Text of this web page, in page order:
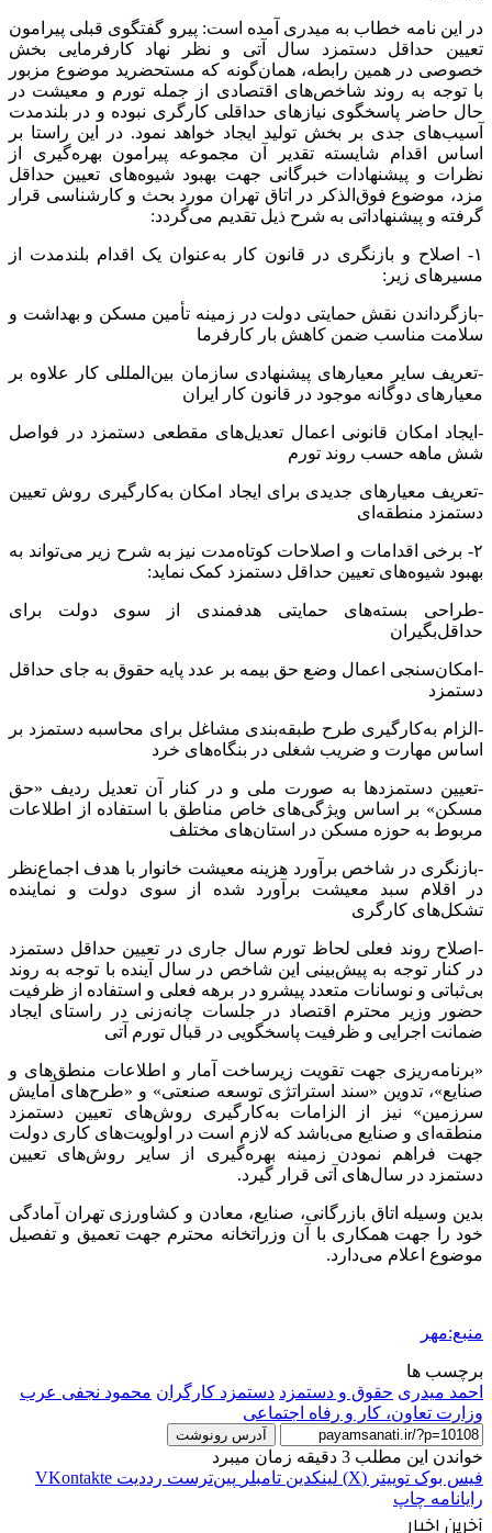
در این نامه خطاب به میدری آمده است: پیرو گفتگوی قبلی پیرامون
تعیین حداقل دستمزد سال آتی و نظر نهاد کارفرمایی بخش
خصوصی در همین رابطه، همان‌گونه که مستحضرید موضوع مزبور
با توجه به روند شاخص‌های اقتصادی از جمله تورم و معیشت در
حال حاضر پاسخگوی نیازهای حداقلی کارگری نبوده و در بلندمدت
آسیب‌های جدی بر بخش تولید ایجاد خواهد نمود. در این راستا بر
اساس اقدام شایسته تقدیر آن مجموعه پیرامون بهره‌گیری از
نظرات و پیشنهادات خبرگانی جهت بهبود شیوه‌های تعیین حداقل
مزد، موضوع فوق‌الذکر در اتاق تهران مورد بحث و کارشناسی قرار
گرفته و پیشنهاداتی به شرح ذیل تقدیم می‌گردد:
۱- اصلاح و بازنگری در قانون کار به‌عنوان یک اقدام بلندمدت از
مسیرهای زیر:
-بازگرداندن نقش حمایتی دولت در زمینه تأمین مسکن و بهداشت و
سلامت مناسب ضمن کاهش بار کارفرما
-تعریف سایر معیارهای پیشنهادی سازمان بین‌المللی کار علاوه بر
معیارهای دوگانه موجود در قانون کار ایران
-ایجاد امکان قانونی اعمال تعدیل‌های مقطعی دستمزد در فواصل
شش ماهه حسب روند تورم
-تعریف معیارهای جدیدی برای ایجاد امکان به‌کارگیری روش تعیین
دستمزد منطقه‌ای
۲- برخی اقدامات و اصلاحات کوتاه‌مدت نیز به شرح زیر می‌تواند به
بهبود شیوه‌های تعیین حداقل دستمزد کمک نماید:
-طراحی بسته‌های حمایتی هدفمندی از سوی دولت برای
حداقل‌بگیران
-امکان‌سنجی اعمال وضع حق بیمه بر عدد پایه حقوق به جای حداقل
دستمزد
-الزام به‌کارگیری طرح طبقه‌بندی مشاغل برای محاسبه دستمزد بر
اساس مهارت و ضریب شغلی در بنگاه‌های خرد
-تعیین دستمزدها به صورت ملی و در کنار آن تعدیل ردیف «حق
مسکن» بر اساس ویژگی‌های خاص مناطق با استفاده از اطلاعات
مربوط به حوزه مسکن در استان‌های مختلف
-بازنگری در شاخص برآورد هزینه معیشت خانوار با هدف اجماع‌نظر
در اقلام سبد معیشت برآورد شده از سوی دولت و نماینده
تشکل‌های کارگری
-اصلاح روند فعلی لحاظ تورم سال جاری در تعیین حداقل دستمزد
در کنار توجه به پیش‌بینی این شاخص در سال آینده با توجه به روند
بی‌ثباتی و نوسانات متعدد پیشرو در برهه فعلی و استفاده از ظرفیت
حضور وزیر محترم اقتصاد در جلسات چانه‌زنی در راستای ایجاد
ضمانت اجرایی و ظرفیت پاسخگویی در قبال تورم آتی
«برنامه‌ریزی جهت تقویت زیرساخت آمار و اطلاعات منطق‌های و
صنایع»، تدوین «سند استراتژی توسعه صنعتی» و «طرح‌های آمایش
سرزمین» نیز از الزامات به‌کارگیری روش‌های تعیین دستمزد
منطقه‌ای و صنایع می‌باشد که لازم است در اولویت‌های کاری دولت
جهت فراهم نمودن زمینه بهره‌گیری از سایر روش‌های تعیین
دستمزد در سال‌های آتی قرار گیرد.
بدین وسیله اتاق بازرگانی، صنایع، معادن و کشاورزی تهران آمادگی
خود را جهت همکاری با آن وزراتخانه محترم جهت تعمیق و تفصیل
موضوع اعلام می‌دارد.
منبع:مهر
برچسب ها
احمد میدری حقوق و دستمزد دستمزد کارگران محمود نجفی عرب
وزارت تعاون، کار و رفاه اجتماعی
آدرس رونوشت
خواندن این مطلب 3 دقیقه زمان میبرد
فیس بوک توییتر (X) لینکدین ‫تامبلر ‫پین‌ترست ‫رددیت ‫VKontakte
رایانامه چاپ
آخرین اخبار